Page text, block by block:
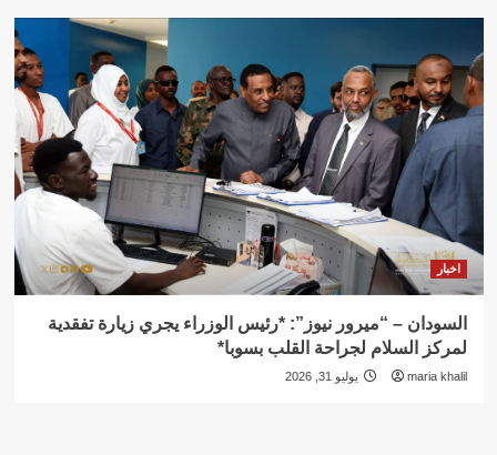
اخبار
السودان – “ميرور نيوز”: *رئيس الوزراء يجري زيارة تفقدية
لمركز السلام لجراحة القلب بسوبا*
maria khalil يوليو 31, 2026